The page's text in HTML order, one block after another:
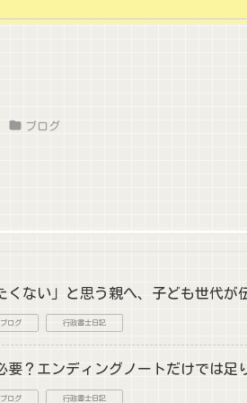
ブログ
くない」と思う親へ、子ども世代が
ブログ 行政書士日記
要？エンディングノートだけでは足
ブログ 行政書士日記